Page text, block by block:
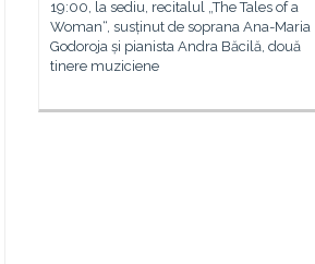
19:00, la sediu, recitalul „The Tales of a
Woman“, susținut de soprana Ana-Maria
Godoroja și pianista Andra Băcilă, două
tinere muziciene